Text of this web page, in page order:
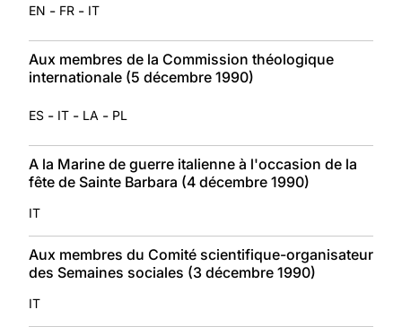
EN - FR - IT
Aux membres de la Commission théologique
internationale (5 décembre 1990)
ES - IT - LA - PL
A la Marine de guerre italienne à l'occasion de la
fête de Sainte Barbara (4 décembre 1990)
IT
Aux membres du Comité scientifique-organisateur
des Semaines sociales (3 décembre 1990)
IT